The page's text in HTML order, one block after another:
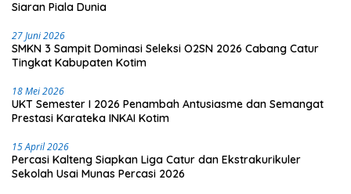
Siaran Piala Dunia
27 Juni 2026
SMKN 3 Sampit Dominasi Seleksi O2SN 2026 Cabang Catur
Tingkat Kabupaten Kotim
18 Mei 2026
UKT Semester I 2026 Penambah Antusiasme dan Semangat
Prestasi Karateka INKAI Kotim
15 April 2026
Percasi Kalteng Siapkan Liga Catur dan Ekstrakurikuler
Sekolah Usai Munas Percasi 2026